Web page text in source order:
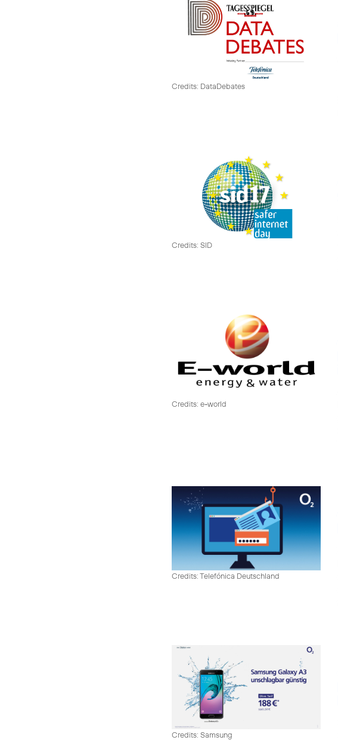
Credits: DataDebates
Credits: SID
Credits: e-world
Credits: Telefónica Deutschland
Credits: Samsung